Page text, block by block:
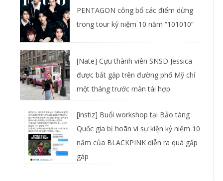
PENTAGON công bố các điểm dừng
trong tour kỷ niệm 10 năm “101010”
[Nate] Cựu thành viên SNSD Jessica
được bắt gặp trên đường phố Mỹ chỉ
một tháng trước màn tái hợp
[instiz] Buổi workshop tại Bảo tàng
Quốc gia bị hoãn vì sự kiện kỷ niệm 10
năm của BLACKPINK diễn ra quá gấp
gáp